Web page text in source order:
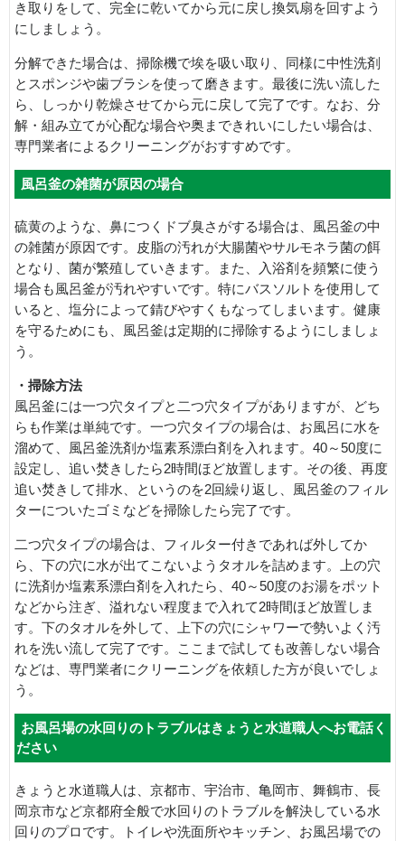
き取りをして、完全に乾いてから元に戻し換気扇を回すよう
にしましょう。
分解できた場合は、掃除機で埃を吸い取り、同様に中性洗剤
とスポンジや歯ブラシを使って磨きます。最後に洗い流した
ら、しっかり乾燥させてから元に戻して完了です。なお、分
解・組み立てが心配な場合や奥まできれいにしたい場合は、
専門業者によるクリーニングがおすすめです。
風呂釜の雑菌が原因の場合
硫黄のような、鼻につくドブ臭さがする場合は、風呂釜の中
の雑菌が原因です。皮脂の汚れが大腸菌やサルモネラ菌の餌
となり、菌が繁殖していきます。また、入浴剤を頻繁に使う
場合も風呂釜が汚れやすいです。特にバスソルトを使用して
いると、塩分によって錆びやすくもなってしまいます。健康
を守るためにも、風呂釜は定期的に掃除するようにしましょ
う。
・掃除方法
風呂釜には一つ穴タイプと二つ穴タイプがありますが、どち
らも作業は単純です。一つ穴タイプの場合は、お風呂に水を
溜めて、風呂釜洗剤か塩素系漂白剤を入れます。40～50度に
設定し、追い焚きしたら2時間ほど放置します。その後、再度
追い焚きして排水、というのを2回繰り返し、風呂釜のフィル
ターについたゴミなどを掃除したら完了です。
二つ穴タイプの場合は、フィルター付きであれば外してか
ら、下の穴に水が出てこないようタオルを詰めます。上の穴
に洗剤か塩素系漂白剤を入れたら、40～50度のお湯をポット
などから注ぎ、溢れない程度まで入れて2時間ほど放置しま
す。下のタオルを外して、上下の穴にシャワーで勢いよく汚
れを洗い流して完了です。ここまで試しても改善しない場合
などは、専門業者にクリーニングを依頼した方が良いでしょ
う。
お風呂場の水回りのトラブルはきょうと水道職人へお電話く
ださい
きょうと水道職人は、京都市、宇治市、亀岡市、舞鶴市、長
岡京市など京都府全般で水回りのトラブルを解決している水
回りのプロです。トイレや洗面所やキッチン、お風呂場での